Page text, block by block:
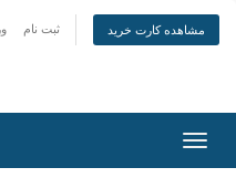
ثبت نام مشاهده کارت خرید